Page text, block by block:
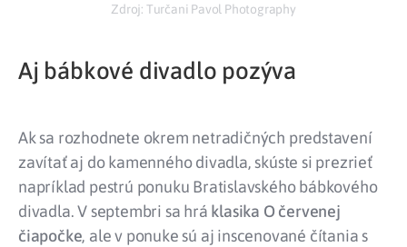
Zdroj: Turčani Pavol Photography
Aj bábkové divadlo pozýva
Ak sa rozhodnete okrem netradičných predstavení
zavítať aj do kamenného divadla, skúste si prezrieť
napríklad pestrú ponuku Bratislavského bábkového
divadla. V septembri sa hrá klasika O červenej
čiapočke, ale v ponuke sú aj inscenované čítania s